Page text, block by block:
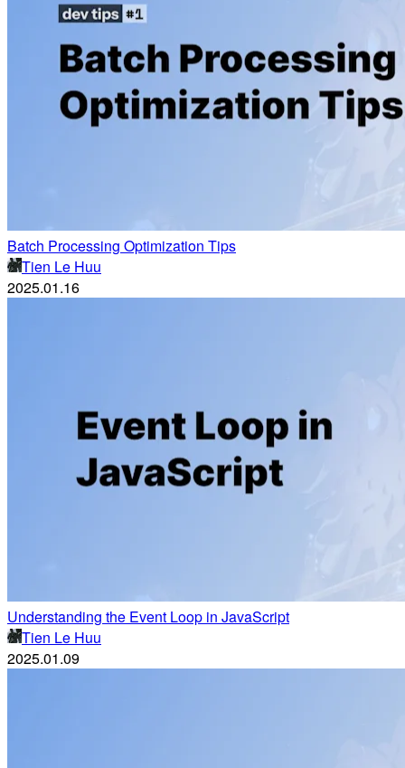
Batch Processing Optimization Tips
Tien Le Huu
2025.01.16
Understanding the Event Loop in JavaScript
Tien Le Huu
2025.01.09